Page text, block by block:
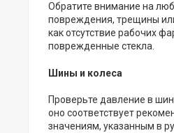
Обратите внимание на
повреждения, трещины
как отсутствие рабочих
поврежденные стекла.
Шины и колеса
Проверьте давление в
оно соответствует
значениям, указанным в